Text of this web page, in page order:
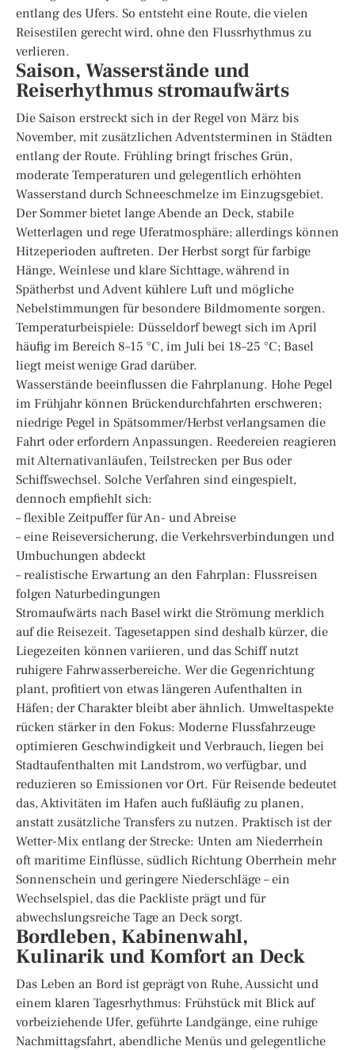
entlang des Ufers. So entsteht eine Route, die vielen
Reisestilen gerecht wird, ohne den Flussrhythmus zu
verlieren.
Saison, Wasserstände und
Reiserhythmus stromaufwärts
Die Saison erstreckt sich in der Regel von März bis
November, mit zusätzlichen Adventsterminen in Städten
entlang der Route. Frühling bringt frisches Grün,
moderate Temperaturen und gelegentlich erhöhten
Wasserstand durch Schneeschmelze im Einzugsgebiet.
Der Sommer bietet lange Abende an Deck, stabile
Wetterlagen und rege Uferatmosphäre; allerdings können
Hitzeperioden auftreten. Der Herbst sorgt für farbige
Hänge, Weinlese und klare Sichttage, während in
Spätherbst und Advent kühlere Luft und mögliche
Nebelstimmungen für besondere Bildmomente sorgen.
Temperaturbeispiele: Düsseldorf bewegt sich im April
häufig im Bereich 8–15 °C, im Juli bei 18–25 °C; Basel
liegt meist wenige Grad darüber.
Wasserstände beeinflussen die Fahrplanung. Hohe Pegel
im Frühjahr können Brückendurchfahrten erschweren;
niedrige Pegel in Spätsommer/Herbst verlangsamen die
Fahrt oder erfordern Anpassungen. Reedereien reagieren
mit Alternativanläufen, Teilstrecken per Bus oder
Schiffswechsel. Solche Verfahren sind eingespielt,
dennoch empfiehlt sich:
– flexible Zeitpuffer für An- und Abreise
– eine Reiseversicherung, die Verkehrsverbindungen und
Umbuchungen abdeckt
– realistische Erwartung an den Fahrplan: Flussreisen
folgen Naturbedingungen
Stromaufwärts nach Basel wirkt die Strömung merklich
auf die Reisezeit. Tagesetappen sind deshalb kürzer, die
Liegezeiten können variieren, und das Schiff nutzt
ruhigere Fahrwasserbereiche. Wer die Gegenrichtung
plant, profitiert von etwas längeren Aufenthalten in
Häfen; der Charakter bleibt aber ähnlich. Umweltaspekte
rücken stärker in den Fokus: Moderne Flussfahrzeuge
optimieren Geschwindigkeit und Verbrauch, liegen bei
Stadtaufenthalten mit Landstrom, wo verfügbar, und
reduzieren so Emissionen vor Ort. Für Reisende bedeutet
das, Aktivitäten im Hafen auch fußläufig zu planen,
anstatt zusätzliche Transfers zu nutzen. Praktisch ist der
Wetter-Mix entlang der Strecke: Unten am Niederrhein
oft maritime Einflüsse, südlich Richtung Oberrhein mehr
Sonnenschein und geringere Niederschläge – ein
Wechselspiel, das die Packliste prägt und für
abwechslungsreiche Tage an Deck sorgt.
Bordleben, Kabinenwahl,
Kulinarik und Komfort an Deck
Das Leben an Bord ist geprägt von Ruhe, Aussicht und
einem klaren Tagesrhythmus: Frühstück mit Blick auf
vorbeiziehende Ufer, geführte Landgänge, eine ruhige
Nachmittagsfahrt, abendliche Menüs und gelegentliche